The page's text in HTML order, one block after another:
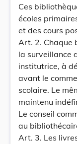
Ces
écoles
et des cours
Art. 2. Chaque
la surveillance
institutrice, à
avant le
scolaire. Le
maintenu
Le conseil
au
Art. 3. Les